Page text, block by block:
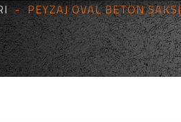
PEYZAJ OVAL BETON SAKSI